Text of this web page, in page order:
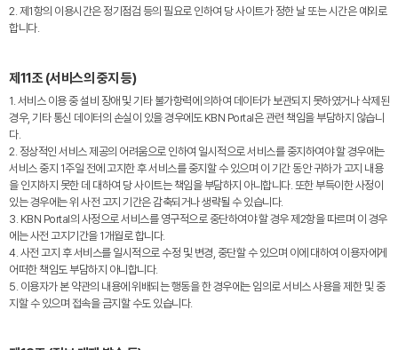
2. 제1항의 이용시간은 정기점검 등의 필요로 인하여 당 사이트가 정한 날 또는 시간은 예외로
합니다.
제11조 (서비스의 중지 등)
1. 서비스 이용 중 설비 장애 및 기타 불가항력에 의하여 데이터가 보관되지 못하였거나 삭제된
경우, 기타 통신 데이터의 손실이 있을 경우에도 KBN Portal은 관련 책임을 부담하지 않습니
다.
2. 정상적인 서비스 제공의 어려움으로 인하여 일시적으로 서비스를 중지하여야 할 경우에는
서비스 중지 1주일 전에 고지한 후 서비스를 중지할 수 있으며 이 기간 동안 귀하가 고지 내용
을 인지하지 못한 데 대하여 당 사이트는 책임을 부담하지 아니합니다. 또한 부득이한 사정이
있는 경우에는 위 사전 고지 기간은 감축되거나 생략될 수 있습니다.
3. KBN Portal의 사정으로 서비스를 영구적으로 중단하여야 할 경우 제2항을 따르며 이 경우
에는 사전 고지기간을 1개월로 합니다.
4. 사전 고지 후 서비스를 일시적으로 수정 및 변경, 중단할 수 있으며 이에 대하여 이용자에게
어떠한 책임도 부담하지 아니합니다.
5. 이용자가 본 약관의 내용에 위배되는 행동을 한 경우에는 임의로 서비스 사용을 제한 및 중
지할 수 있으며 접속을 금지할 수도 있습니다.